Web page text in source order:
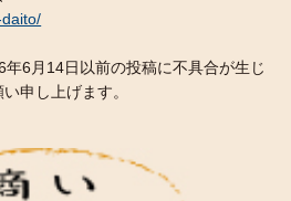
6月14日以前の投稿に不具合が生じ
申し上げます。